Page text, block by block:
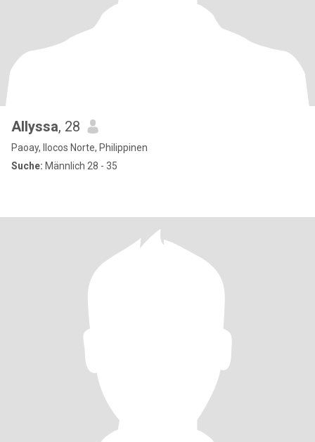
Allyssa, 28
Paoay, Ilocos Norte, Philippinen
Suche: Männlich 28 - 35